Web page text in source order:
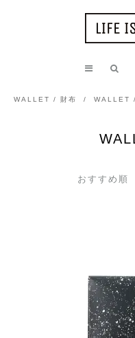
WALLET / 財布 / WALLET
おすすめ順